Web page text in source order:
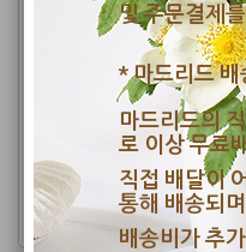
firm. It also contains pyruvate,
beneficial to the liver. Its weak
constitution. Containing organic
green plums also relieve fatigue.
Maturing and Cold Filtration
Jinro Maehwasoo is made
filtered at a low temperature to
Maehwasoo can be enjoyed by
alcohol content as it is easy to
및 주문결제
* 마드리드
마드리드의
로 이상 무료
직접 배달이
통해 배송되며
배송비가 추